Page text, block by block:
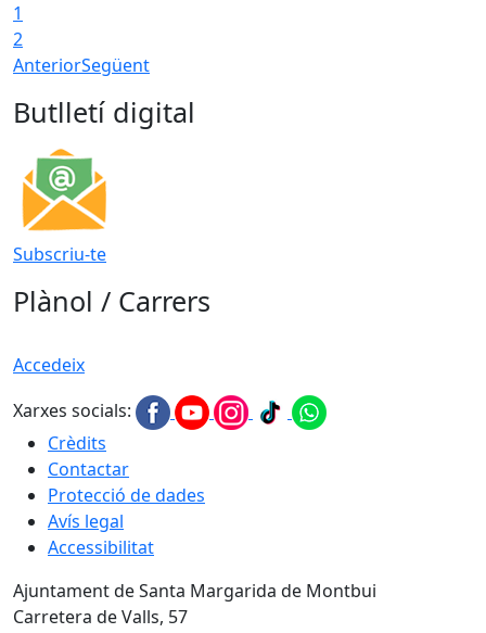
1
2
AnteriorSegüent
Butlletí digital
Subscriu-te
Plànol / Carrers
Accedeix
Xarxes socials:
Crèdits
Contactar
Protecció de dades
Avís legal
Accessibilitat
Ajuntament de Santa Margarida de Montbui
Carretera de Valls, 57